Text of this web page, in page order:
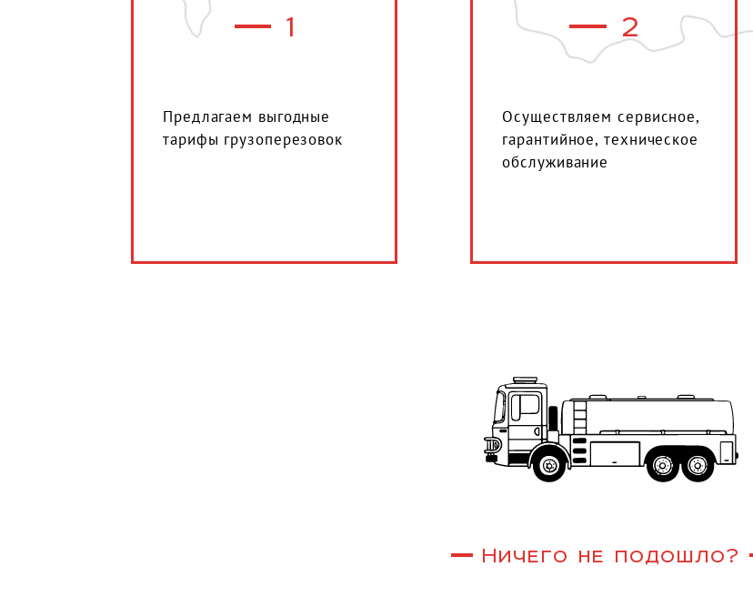
1
Предлагаем выгодные
тарифы грузоперезовок
2
Осуществляем сервисное,
гарантийное, техническое
обслуживание
Ничего не подошло?